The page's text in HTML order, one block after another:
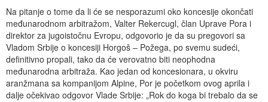
Na pitanje o tome da li će se nesporazumi oko koncesije okončati
međunarodnom arbitražom, Valter Rekercugl, član Uprave Pora i
direktor za jugoistočnu Evropu, odgovorio je da su pregovori sa
Vladom Srbije o koncesiji Horgoš – Požega, po svemu sudeći,
definitivno propali, tako da će verovatno biti neophodna
međunarodna arbitraža. Kao jedan od koncesionara, u okviru
aranžmana sa kompanijom Alpine, Por je početkom ovog aprila i
dalje očekivao odgovor Vlade Srbije: „Rok do koga bi trebalo da se